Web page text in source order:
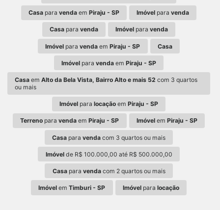
Casapara vendaem Piraju - SP Imóvel paravenda
Casapara venda Imóvel paravenda
Imóvel paravenda emPiraju - SP Casa
Imóvel para venda em Piraju - SP
Casa emAlto da Bela Vista, Bairro Alto e mais 52 com 3 quartos
ou mais
Imóvel para locação em Piraju - SP
Terreno paravenda emPiraju - SP Imóvelem Piraju - SP
Casa para venda com 3 quartos ou mais
Imóvelde R$ 100.000,00 até R$ 500.000,00
Casapara vendacom 2 quartos ou mais
Imóvel emTimburi - SP Imóvelpara locação